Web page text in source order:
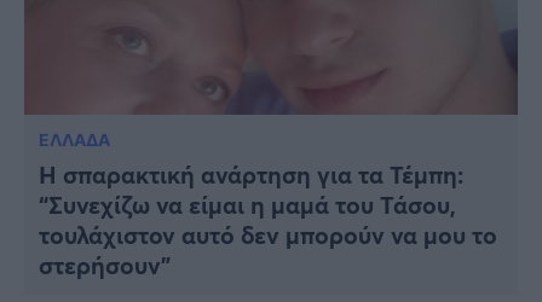
ΕΛΛΑΔΑ
Η σπαρακτική ανάρτηση για τα Τέμπη:
“Συνεχίζω να είμαι η μαμά του Τάσου,
τουλάχιστον αυτό δεν μπορούν να μου το
στερήσουν”